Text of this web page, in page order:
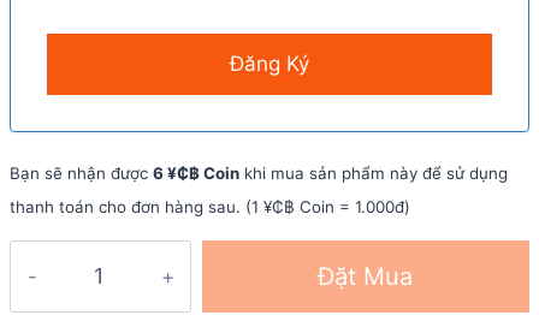
Bạn sẽ nhận được 6 ¥₵฿ Coin khi mua sản phẩm này để sử dụng
thanh toán cho đơn hàng sau. (1 ¥₵฿ Coin = 1.000đ)
Đặt Mua